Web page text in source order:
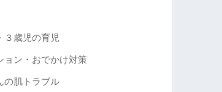
３歳児の育児
ョン・おでかけ対策
の肌トラブル